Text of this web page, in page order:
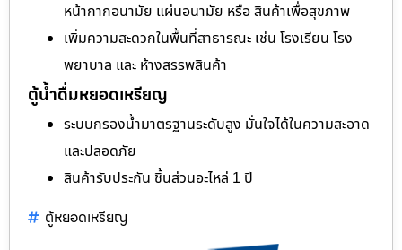
หน้ากากอนามัย แผ่นอนามัย หรือ สินค้าเพื่อสุขภาพ
เพิ่มความสะดวกในพื้นที่สาธารณะ เช่น โรงเรียน โรง
พยาบาล และ ห้างสรรพสินค้า
ตู้น้ำดื่มหยอดเหรียญ
ระบบกรองน้ำมาตรฐานระดับสูง มั่นใจได้ในความสะอาด
และปลอดภัย
สินค้ารับประกัน ชิ้นส่วนอะไหล่ 1 ปี
ตู้หยอดเหรียญ